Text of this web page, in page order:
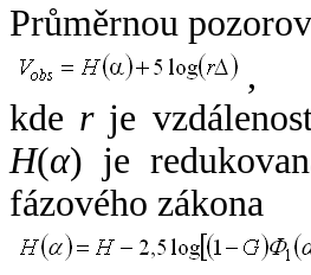
Průměrnou
,
kde rje
H(α) je
fázového zákona